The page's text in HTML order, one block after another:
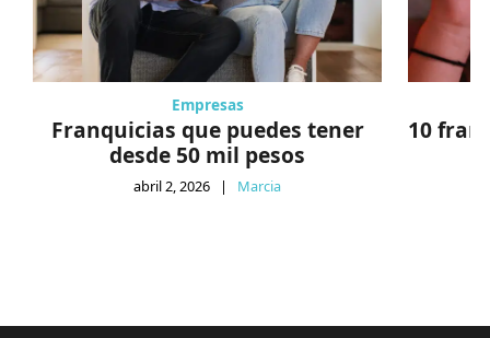
Empresas
Franquicias que puedes tener
desde 50 mil pesos
abril 2, 2026 | Marcia
10